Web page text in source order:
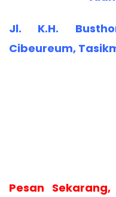
Jl. K.H.
Cibeureum,
Pesan Sekarang,